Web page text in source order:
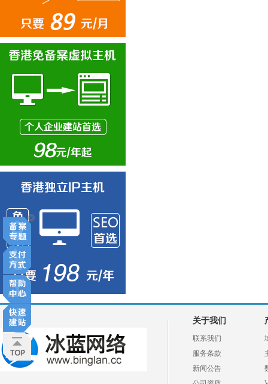
关于我们
联系我们
服务条款
新闻公告